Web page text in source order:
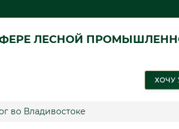
ЛЕСНОЙ
ХОЧУ
во Владивостоке